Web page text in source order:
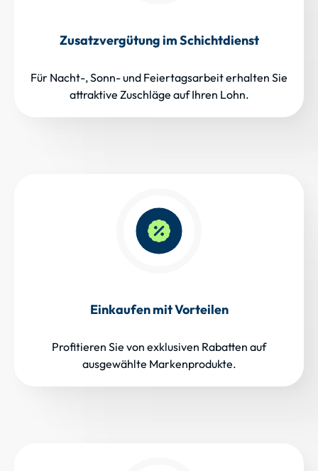
Zusatzvergütung im Schichtdienst
Für Nacht-, Sonn- und Feiertagsarbeit erhalten Sie
attraktive Zuschläge auf Ihren Lohn.
Einkaufen mit Vorteilen
Profitieren Sie von exklusiven Rabatten auf
ausgewählte Markenprodukte.